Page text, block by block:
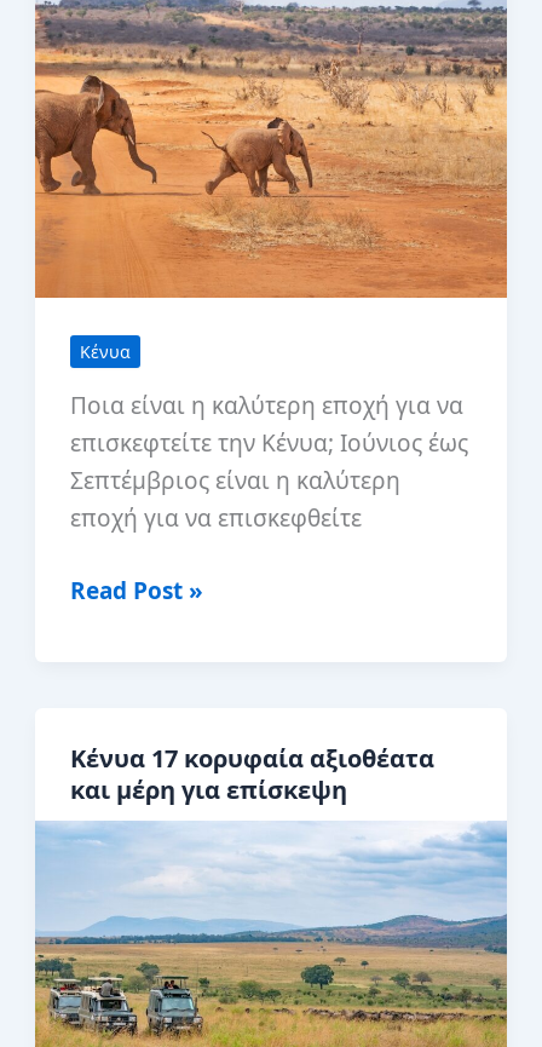
από
τα
μεγαλύτερα
πάρκα
της
Κένυας
άδειας
Κένυα
Ποια είναι η καλύτερη εποχή για να
επισκεφτείτε την Κένυα; Ιούνιος έως
Σεπτέμβριος είναι η καλύτερη
εποχή για να επισκεφθείτε
Οι
στιγμές
για
να
επισκεφθείτε
την
Κένυα
Read Post »
Κένυα 17 κορυφαία αξιοθέατα
και μέρη για επίσκεψη